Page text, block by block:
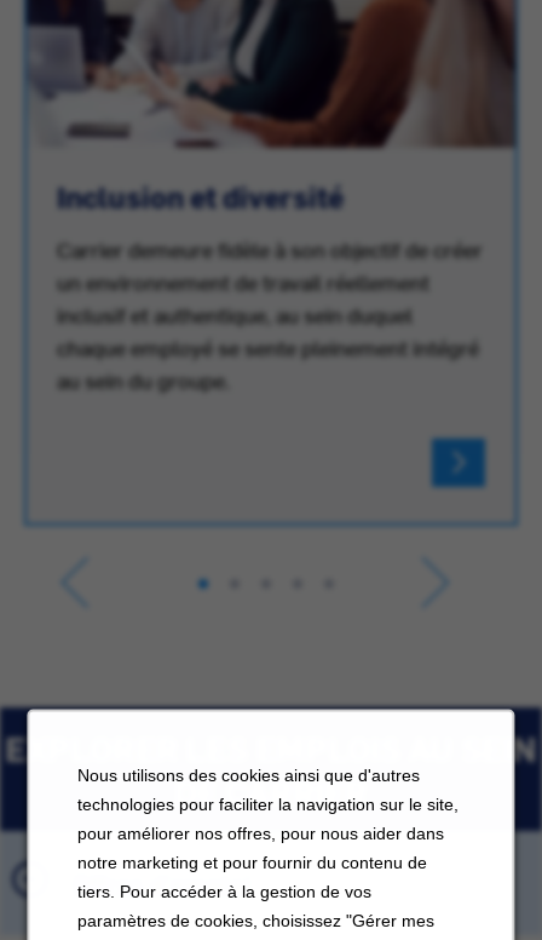
Nous utilisons des cookies ainsi que d'autres
technologies pour faciliter la navigation sur le site,
pour améliorer nos offres, pour nous aider dans
notre marketing et pour fournir du contenu de
tiers. Pour accéder à la gestion de vos
paramètres de cookies, choisissez "Gérer mes
Inclusion et diversité
Carrier demeure fidèle à son objectif de créer
un environnement de travail réellement
inclusif et authentique, au sein duquel
chaque employé se sente pleinement intégré
au sein du groupe.
EXPLORER LES EMPLOIS AU SEIN
DE CARRIER
Offres d'emploi